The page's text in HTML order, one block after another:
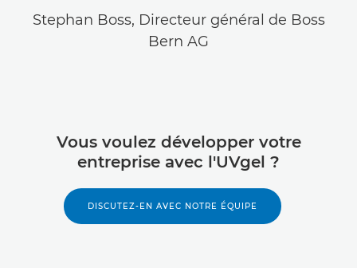
Stephan Boss, Directeur général de Boss
Bern AG
Vous voulez développer votre
entreprise avec l'UVgel ?
DISCUTEZ-EN AVEC NOTRE ÉQUIPE